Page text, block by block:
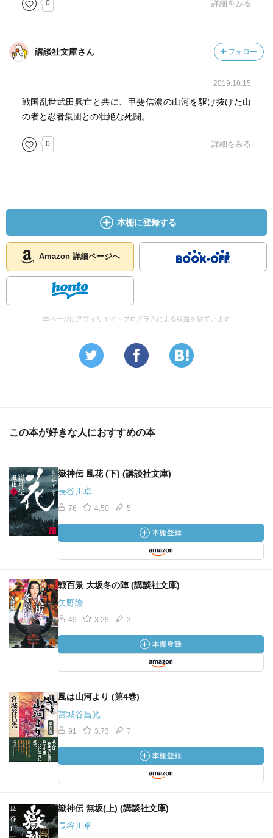
0 詳細をみる
講談社文庫さん フォロー
2019.10.15
戦国乱世武田興亡と共に、甲斐信濃の山河を駆け抜けた山
の者と忍者集団との壮絶な死闘。
0 詳細をみる
本棚に登録する
Amazon 詳細ページへ
本ページはアフィリエイトプログラムによる収益を得ています
この本が好きな人におすすめの本
嶽神伝 風花 (下) (講談社文庫)
長谷川卓
76 4.50 5
戦百景 大坂冬の陣 (講談社文庫)
矢野隆
49 3.29 3
風は山河より (第4巻)
宮城谷昌光
91 3.73 7
嶽神伝 無坂(上) (講談社文庫)
長谷川卓